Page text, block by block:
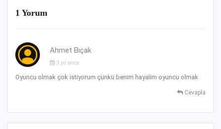
1 Yorum
Ahmet Bıçak
3 yıl önce
Oyuncu olmak çok istiyorum çünkü benim hayalim oyuncu olmak
Cevapla